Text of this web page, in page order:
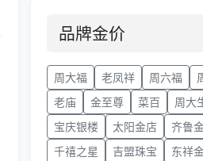
品牌金价
周大福 老凤祥 周六福
老庙
金至尊 菜百 周大
宝庆银楼
太阳金店 齐鲁
千禧之星
吉盟珠宝 东祥